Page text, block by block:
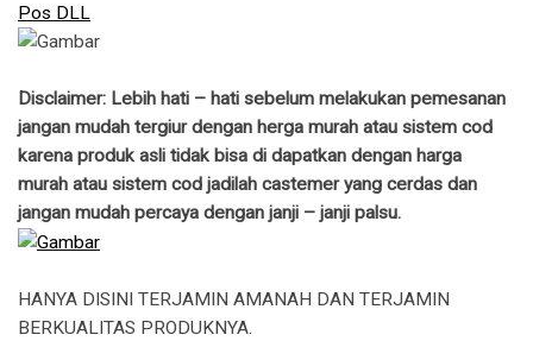
Pos DLL
Disclaimer: Lebih hati – hati sebelum melakukan pemesanan
jangan mudah tergiur dengan herga murah atau sistem cod
karena produk asli tidak bisa di dapatkan dengan harga
murah atau sistem cod jadilah castemer yang cerdas dan
jangan mudah percaya dengan janji – janji palsu.
HANYA DISINI TERJAMIN AMANAH DAN TERJAMIN
BERKUALITAS PRODUKNYA.